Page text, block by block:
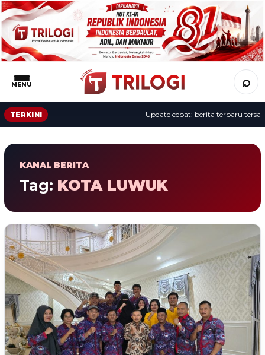
MENU ⌕
TERKINI Update cepat: berita terbaru tersaji
KANAL BERITA
Tag: KOTA LUWUK